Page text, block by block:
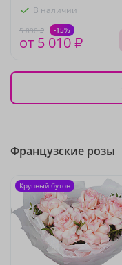
В наличии
5 890 ₽ -15%
от 5 010 ₽
Французские розы
Крупный бутон